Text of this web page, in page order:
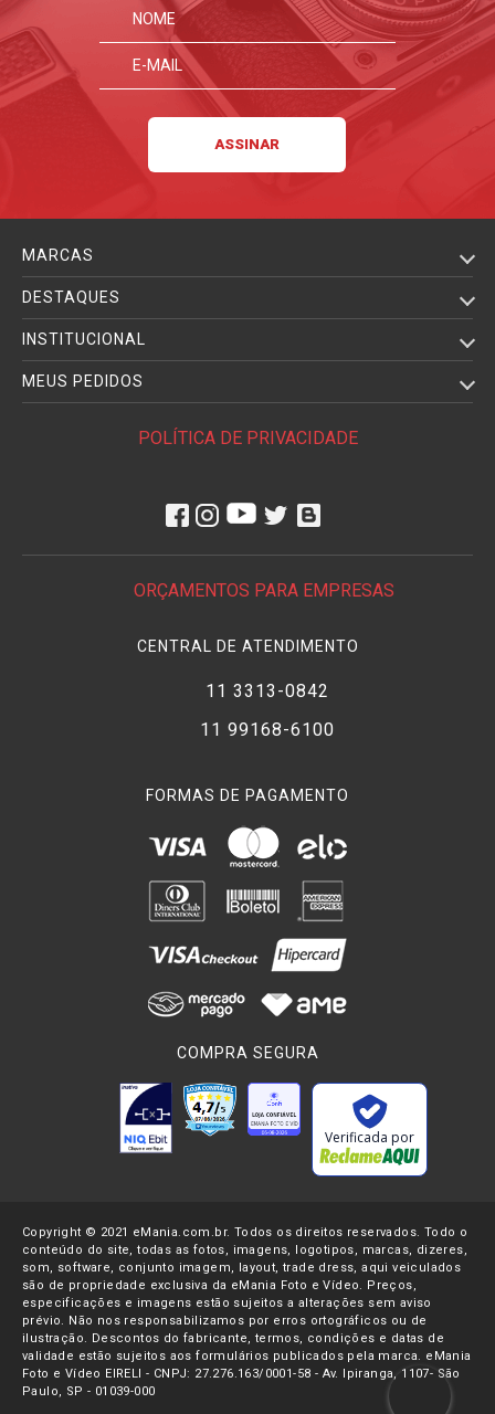
MARCAS
DESTAQUES
INSTITUCIONAL
MEUS PEDIDOS
POLÍTICA DE PRIVACIDADE
ORÇAMENTOS PARA EMPRESAS
CENTRAL DE ATENDIMENTO
11 3313-0842
11 99168-6100
FORMAS DE PAGAMENTO
COMPRA SEGURA
Verificada por
Copyright © 2021 eMania.com.br. Todos os direitos reservados. Todo o
conteúdo do site, todas as fotos, imagens, logotipos, marcas, dizeres,
som, software, conjunto imagem, layout, trade dress, aqui veiculados
são de propriedade exclusiva da eMania Foto e Vídeo. Preços,
especificações e imagens estão sujeitos a alterações sem aviso
prévio. Não nos responsabilizamos por erros ortográficos ou de
ilustração. Descontos do fabricante, termos, condições e datas de
validade estão sujeitos aos formulários publicados pela marca. eMania
Foto e Vídeo EIRELI - CNPJ: 27.276.163/0001-58 - Av. Ipiranga, 1107- São
Paulo, SP - 01039-000